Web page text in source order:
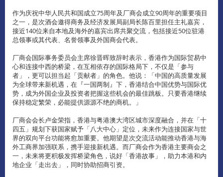
作为庆祝中华人民共和国成立75周年及厂商会成立90周年的重要项目
之一，是次酒会邀得商务及经济发展局副局长陈百里担任主礼嘉宾，
接近140位来自本地及海外的嘉宾出席共聚交流，包括接近50位驻港
总领事或其代表、名誉领事及外国商会代表。
厂商会国际事务委员会主席徐晋晖致辞时表示，香港作为国际贸易中
心和连接中西的桥梁，在互相依存的国际格局下，不仅是「参与
者」，更可以担当起「贡献者」的角色。他说：「中国的高质量发展
为全球带来新机遇，在『一国两制』下，香港结合中国优势与国际优
势，成为外国企业及投资者把握这些机会的最佳跳板。只要香港继续
保持稳定繁荣，必能提供源源不绝的商机。」
厂商会会长卢金荣指，香港与粤港澳大湾区城市深度融合，并在「十
四五」规划下获国家赋予「八大中心」定位，未来作为连接国家与世
界的双向平台功能将愈加重要。他期望是次交流活动能推动香港与海
外工商界加强联系，携手迎接新机遇。而厂商会作为香港主要商会之
一，未来将更积极发挥桥梁角色，说好「香港故事」，助力本港和内
地企业「走出去」，同时协助招商引资。